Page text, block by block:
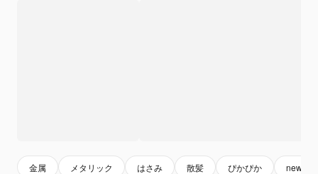
金属 メタリック はさみ 散髪 ぴかぴか new